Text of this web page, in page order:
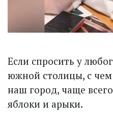
Если спросить у
южной столицы, с чем
наш город, чаще
яблоки и арыки.